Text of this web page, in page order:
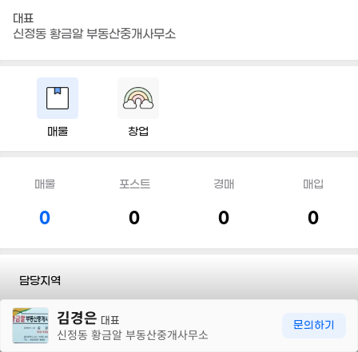
대표
신정동 황금알 부동산중개사무소
매물 창업
매물
0
포스트
0
경매
0
매입
0
담당지역
전화 김경은 대표
신정동 황금알 부동산중개사무소
문의하기